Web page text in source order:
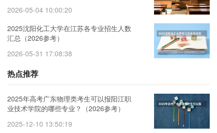
2026-05-04 10:00:20
2025沈阳化工大学在江苏各专业招生人数
汇总（2026参考）
2026-05-31 17:08:38
热点推荐
2025年高考广东物理类考生可以报阳江职
业技术学院的哪些专业？（2026参考）
2025-12-10 13:50:19